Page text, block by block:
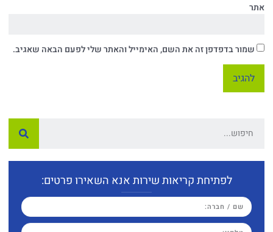
אתר
שמור בדפדפן זה את השם, האימייל והאתר שלי לפעם הבאה שאגיב.
לפתיחת קריאות שירות אנא השאירו פרטים: